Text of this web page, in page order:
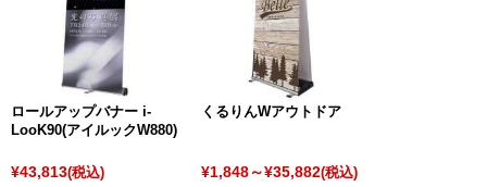
ロールアップバナー i-
LooK90(アイルックW880)
¥43,813(税込)
くるりんWアウトドア
¥1,848～¥35,882(税込)